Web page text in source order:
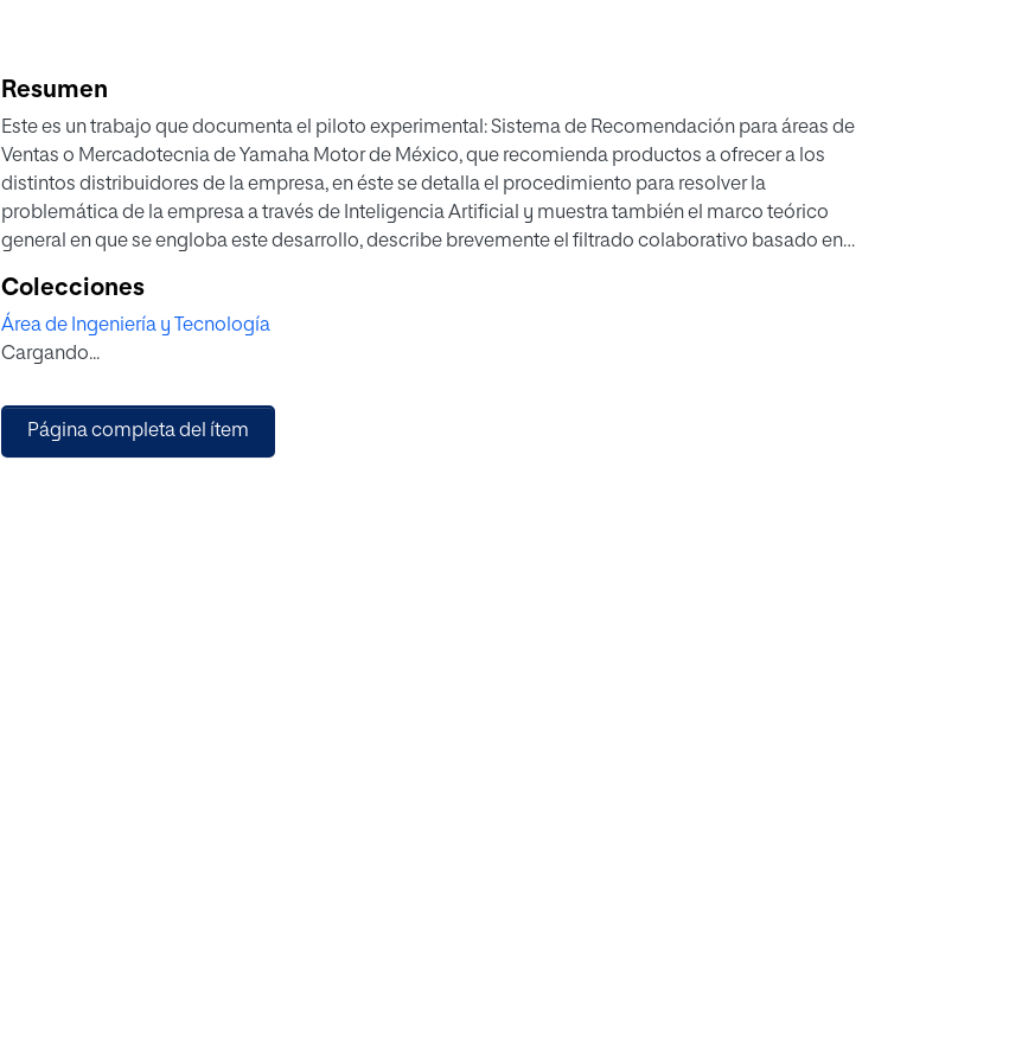
Resumen
Este es un trabajo que documenta el piloto experimental: Sistema de Recomendación para áreas de
Ventas o Mercadotecnia de Yamaha Motor de México, que recomienda productos a ofrecer a los
distintos distribuidores de la empresa, en éste se detalla el procedimiento para resolver la
problemática de la empresa a través de Inteligencia Artificial y muestra también el marco teórico
general en que se engloba este desarrollo, describe brevemente el filtrado colaborativo basado en
Debido a la relación que tiene con Business Intelligence y Business Analytics en este trabajo se
describen también los conceptos básicos y se enuncian algunas herramientas de BI y sus diferencias
con los Sistemas Recomendadores.
Colecciones
Área de Ingeniería y Tecnología
Cargando...
Página completa del ítem